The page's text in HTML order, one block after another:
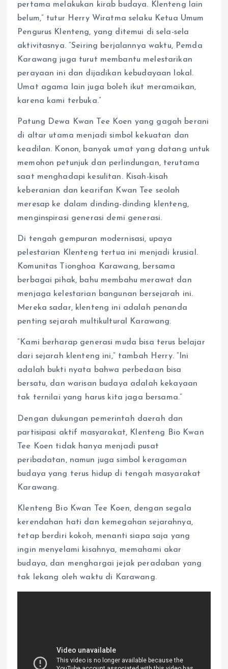
pertama melakukan kirab budaya. Klenteng lain
belum,” tutur Herry Wiratma selaku Ketua Umum
Pengurus Klenteng, yang ditemui di sela-sela
aktivitasnya. “Seiring berjalannya waktu, Pemda
Karawang juga turut membantu melestarikan
perayaan ini dan dijadikan kebudayaan lokal.
Umat agama lain juga boleh ikut meramaikan,
karena kami terbuka.”
Patung Dewa Kwan Tee Koen yang gagah berani
di altar utama menjadi simbol kekuatan dan
keadilan. Konon, banyak umat yang datang untuk
memohon petunjuk dan perlindungan, terutama
saat menghadapi kesulitan. Kisah-kisah
keberanian dan kearifan Kwan Tee seolah
meresap ke dalam dinding-dinding klenteng,
menginspirasi generasi demi generasi.
Di tengah gempuran modernisasi, upaya
pelestarian Klenteng tertua ini menjadi krusial.
Komunitas Tionghoa Karawang, bersama
berbagai pihak, bahu membahu merawat dan
menjaga kelestarian bangunan bersejarah ini.
Mereka sadar, klenteng ini adalah penanda
penting sejarah multikultural Karawang.
“Kami berharap generasi muda bisa terus belajar
dari sejarah klenteng ini,” tambah Herry. “Ini
adalah bukti nyata bahwa perbedaan bisa
bersatu, dan warisan budaya adalah kekayaan
tak ternilai yang harus kita jaga bersama.”
Dengan dukungan pemerintah daerah dan
partisipasi aktif masyarakat, Klenteng Bio Kwan
Tee Koen tidak hanya menjadi pusat
peribadatan, namun juga simbol keragaman
budaya yang terus hidup di tengah masyarakat
Karawang.
Klenteng Bio Kwan Tee Koen, dengan segala
kerendahan hati dan kemegahan sejarahnya,
tetap berdiri kokoh, menanti siapa saja yang
ingin menyelami kisahnya, memahami akar
budaya, dan menghargai jejak peradaban yang
tak lekang oleh waktu di Karawang.